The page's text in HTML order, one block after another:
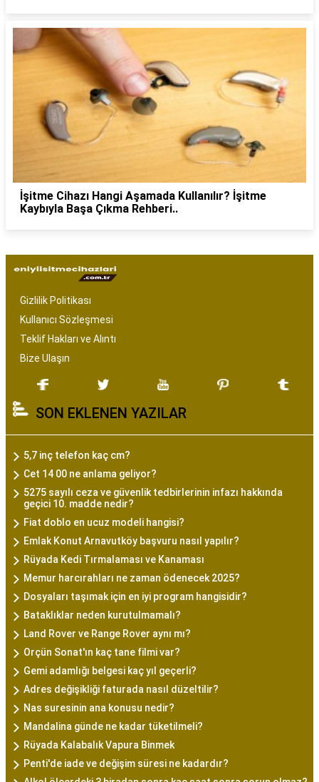
İşitme Cihazı Hangi Aşamada Kullanılır? İşitme
Kaybıyla Başa Çıkma Rehberi..
Gizlilik Politikası
Kullanıcı Sözleşmesi
Teklif Hakları ve Alıntı
Bize Ulaşın
SON EKLENEN YAZILAR
5,7 inç telefon kaç cm?
Cet 14 00 ne anlama geliyor?
5275 sayılı ceza ve güvenlik tedbirlerinin infazı hakkında
geçici 10. madde nedir?
Fiat doblo en ucuz modeli hangisi?
Emlak Konut Arnavutköy başvuru nasıl yapılır?
Rüyada Kedi Tırmalaması ve Kanaması
Memur harcırahları ne zaman ödenecek 2025?
Dosyaları taşımak için en iyi program hangisidir?
Bataklıklar neden kurutulmamalı?
Land Rover ve Range Rover aynı mı?
Orçün Sonat'ın kaç tane filmi var?
Gemi adamlığı belgesi kaç yıl geçerli?
Adres değişikliği faturada nasıl düzeltilir?
Nas suresinin ana konusu nedir?
Mandalina günde ne kadar tüketilmeli?
Rüyada Kalabalık Vapura Binmek
Penti'de iade ve değişim süresi ne kadardır?